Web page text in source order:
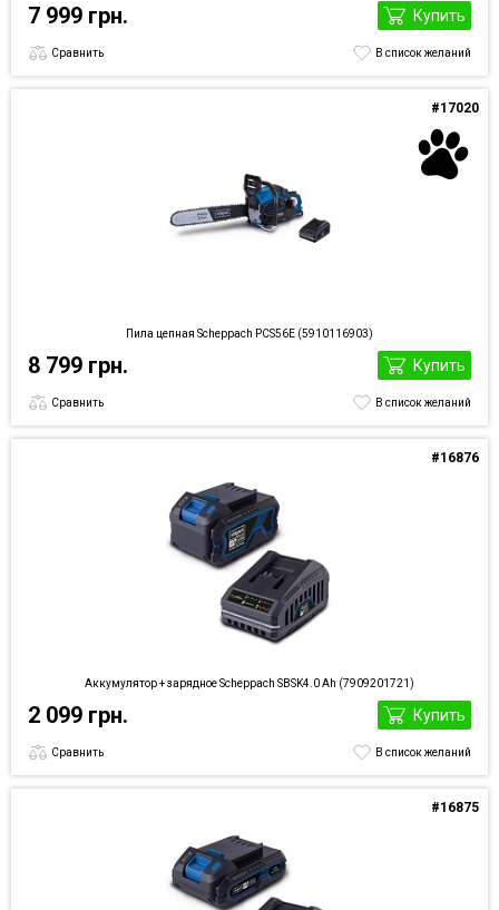
7 999 грн. Купить
Сравнить В список желаний
Пила цепная Scheppach PCS56E (5910116903)
#17020
8 799 грн. Купить
Сравнить В список желаний
Аккумулятор + зарядное Scheppach SBSK4.0 Ah (7909201721)
#16876
2 099 грн. Купить
Сравнить В список желаний
#16875